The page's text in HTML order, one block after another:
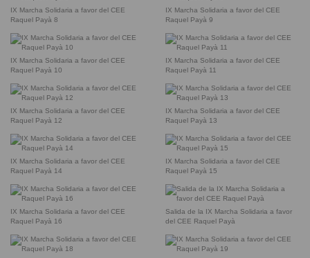
IX Marcha Solidaria a favor del CEE
Raquel Payà 8
IX Marcha Solidaria a favor del CEE
Raquel Payà 9
IX Marcha Solidaria a favor del CEE
Raquel Payà 10
IX Marcha Solidaria a favor del CEE
Raquel Payà 11
IX Marcha Solidaria a favor del CEE
Raquel Payà 12
IX Marcha Solidaria a favor del CEE
Raquel Payà 13
IX Marcha Solidaria a favor del CEE
Raquel Payà 14
IX Marcha Solidaria a favor del CEE
Raquel Payà 15
IX Marcha Solidaria a favor del CEE
Raquel Payà 16
Salida de la IX Marcha Solidaria a favor
del CEE Raquel Payà